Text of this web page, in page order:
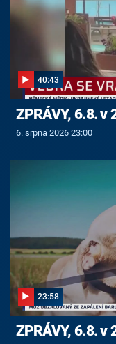
40:43
ZPRÁVY, 6.8. v
6. srpna 2026 23:00
23:58
ZPRÁVY, 6.8. v